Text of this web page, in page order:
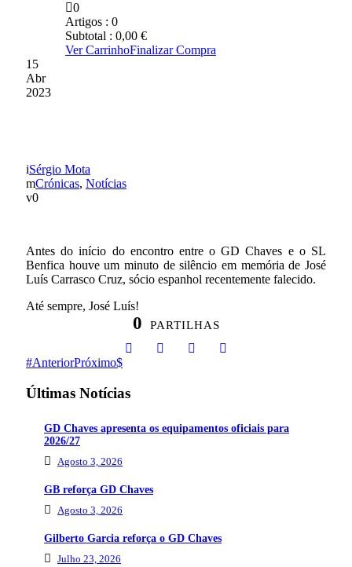
0
Artigos : 0
Subtotal : 0,00 €
Ver CarrinhoFinalizar Compra
15
Abr
2023
Sérgio Mota
Crónicas, Notícias
0
Antes do início do encontro entre o GD Chaves e o SL
Benfica houve um minuto de silêncio em memória de José
Luís Carrasco Cruz, sócio espanhol recentemente falecido.
Até sempre, José Luís!
0 PARTILHAS
AnteriorPróximo
Últimas Notícias
GD Chaves apresenta os equipamentos oficiais para
2026/27
Agosto 3, 2026
GB reforça GD Chaves
Agosto 3, 2026
Gilberto Garcia reforça o GD Chaves
Julho 23, 2026